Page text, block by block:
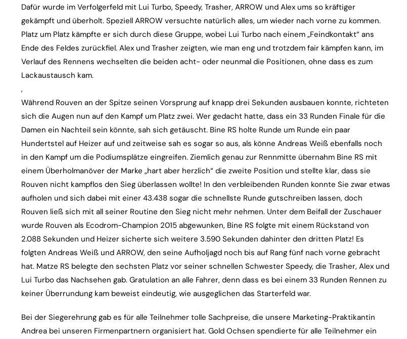
Dafür wurde im Verfolgerfeld mit Lui Turbo, Speedy, Trasher, ARROW und Alex ums so kräftiger
gekämpft und überholt. Speziell ARROW versuchte natürlich alles, um wieder nach vorne zu kommen.
Platz um Platz kämpfte er sich durch diese Gruppe, wobei Lui Turbo nach einem „Feindkontakt“ ans
Ende des Feldes zurückfiel. Alex und Trasher zeigten, wie man eng und trotzdem fair kämpfen kann, im
Verlauf des Rennens wechselten die beiden acht- oder neunmal die Positionen, ohne dass es zum
Lackaustausch kam.
,
Während Rouven an der Spitze seinen Vorsprung auf knapp drei Sekunden ausbauen konnte, richteten
sich die Augen nun auf den Kampf um Platz zwei. Wer gedacht hatte, dass ein 33 Runden Finale für die
Damen ein Nachteil sein könnte, sah sich getäuscht. Bine RS holte Runde um Runde ein paar
Hundertstel auf Heizer auf und zeitweise sah es sogar so aus, als könne Andreas Weiß ebenfalls noch
in den Kampf um die Podiumsplätze eingreifen. Ziemlich genau zur Rennmitte übernahm Bine RS mit
einem Überholmanöver der Marke „hart aber herzlich“ die zweite Position und stellte klar, dass sie
Rouven nicht kampflos den Sieg überlassen wollte! In den verbleibenden Runden konnte Sie zwar etwas
aufholen und sich dabei mit einer 43.438 sogar die schnellste Runde gutschreiben lassen, doch
Rouven ließ sich mit all seiner Routine den Sieg nicht mehr nehmen. Unter dem Beifall der Zuschauer
wurde Rouven als Ecodrom-Champion 2015 abgewunken, Bine RS folgte mit einem Rückstand von
2.088 Sekunden und Heizer sicherte sich weitere 3.590 Sekunden dahinter den dritten Platz! Es
folgten Andreas Weiß und ARROW, den seine Aufholjagd noch bis auf Rang fünf nach vorne gebracht
hat. Matze RS belegte den sechsten Platz vor seiner schnellen Schwester Speedy, die Trasher, Alex und
Lui Turbo das Nachsehen gab. Gratulation an alle Fahrer, denn dass es bei einem 33 Runden Rennen zu
keiner Überrundung kam beweist eindeutig, wie ausgeglichen das Starterfeld war.
Bei der Siegerehrung gab es für alle Teilnehmer tolle Sachpreise, die unsere Marketing-Praktikantin
Andrea bei unseren Firmenpartnern organisiert hat. Gold Ochsen spendierte für alle Teilnehmer ein